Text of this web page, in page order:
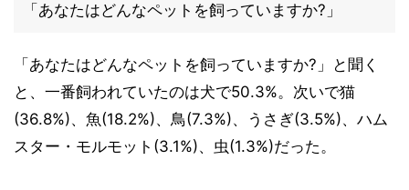
「あなたはどんなペットを飼っていますか?」
「あなたはどんなペットを飼っていますか?」と聞く
と、一番飼われていたのは犬で50.3%。次いで猫
(36.8%)、魚(18.2%)、鳥(7.3%)、うさぎ(3.5%)、ハム
スター・モルモット(3.1%)、虫(1.3%)だった。